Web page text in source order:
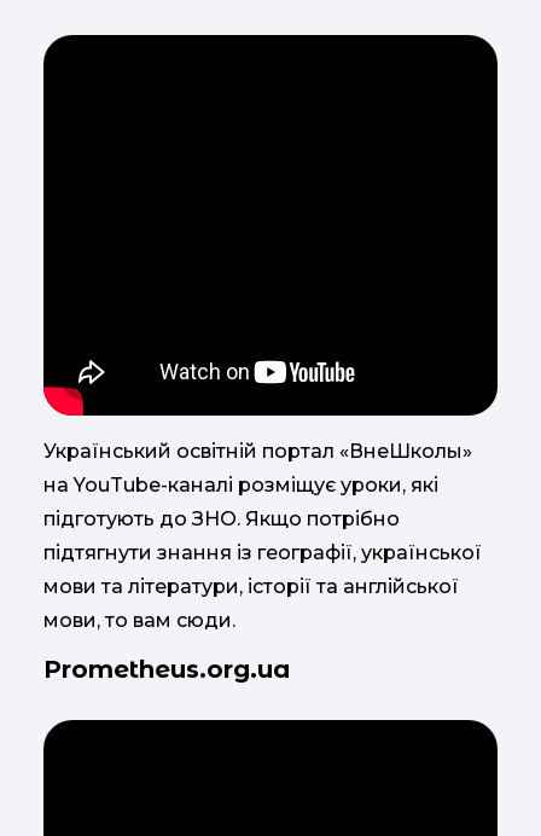
Український освітній портал «ВнеШколы»
на YouTube-каналі розміщує уроки, які
підготують до ЗНО. Якщо потрібно
підтягнути знання із географії, української
мови та літератури, історії та англійської
мови, то вам сюди.
Prometheus.org.ua